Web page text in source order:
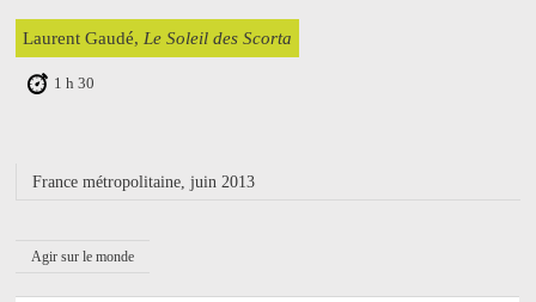
Laurent Gaudé, Le Soleil des Scorta
1 h 30
France métropolitaine, juin 2013
Agir sur le monde